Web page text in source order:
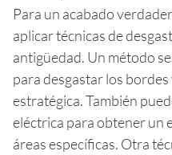
Para un acabado
aplicar técnicas de
antigüedad. Un método
para desgastar los
estratégica. También
eléctrica para obtener un
áreas específicas. Otra